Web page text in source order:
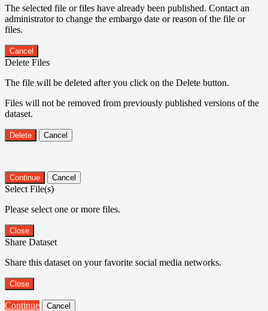
The selected file or files have already been published. Contact an
administrator to change the embargo date or reason of the file or
files.
Cancel
Delete Files
The file will be deleted after you click on the Delete button.
Files will not be removed from previously published versions of the
dataset.
Delete Cancel
Continue Cancel
Select File(s)
Please select one or more files.
Close
Share Dataset
Share this dataset on your favorite social media networks.
Close
Continue Cancel